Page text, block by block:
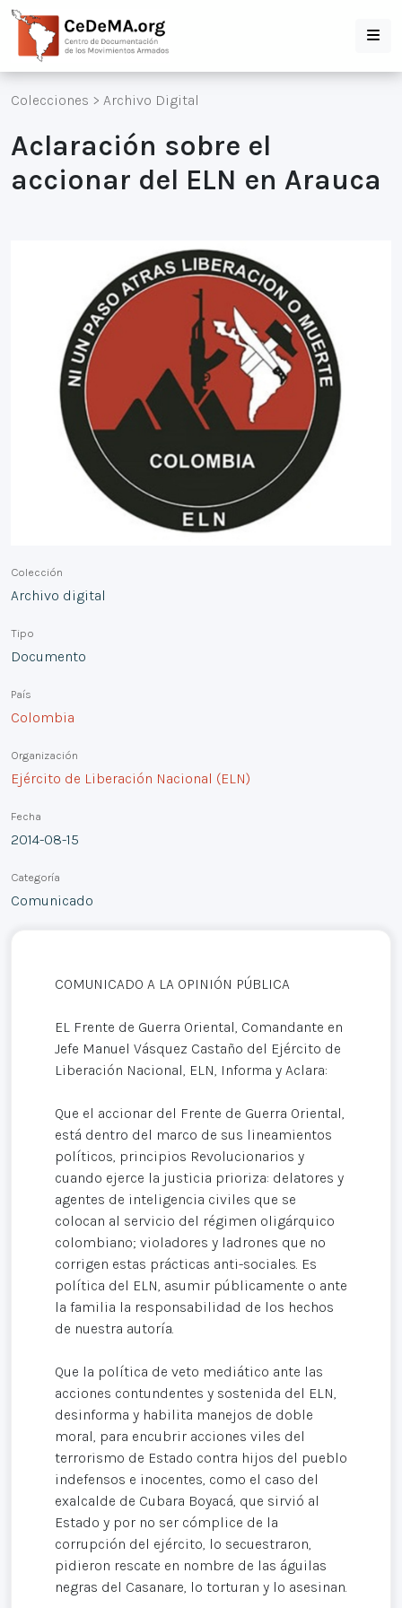
Colecciones > Archivo Digital
Aclaración sobre el
accionar del ELN en Arauca
Colección
Archivo digital
Tipo
Documento
País
Colombia
Organización
Ejército de Liberación Nacional (ELN)
Fecha
2014-08-15
Categoría
Comunicado
COMUNICADO A LA OPINIÓN PÚBLICA
EL Frente de Guerra Oriental, Comandante en
Jefe Manuel Vásquez Castaño del Ejército de
Liberación Nacional, ELN, Informa y Aclara:
Que el accionar del Frente de Guerra Oriental,
está dentro del marco de sus lineamientos
políticos, principios Revolucionarios y
cuando ejerce la justicia prioriza: delatores y
agentes de inteligencia civiles que se
colocan al servicio del régimen oligárquico
colombiano; violadores y ladrones que no
corrigen estas prácticas anti-sociales. Es
política del ELN, asumir públicamente o ante
la familia la responsabilidad de los hechos
de nuestra autoría.
Que la política de veto mediático ante las
acciones contundentes y sostenida del ELN,
desinforma y habilita manejos de doble
moral, para encubrir acciones viles del
terrorismo de Estado contra hijos del pueblo
indefensos e inocentes, como el caso del
exalcalde de Cubara Boyacá, que sirvió al
Estado y por no ser cómplice de la
corrupción del ejército, lo secuestraron,
pidieron rescate en nombre de las águilas
negras del Casanare, lo torturan y lo asesinan.